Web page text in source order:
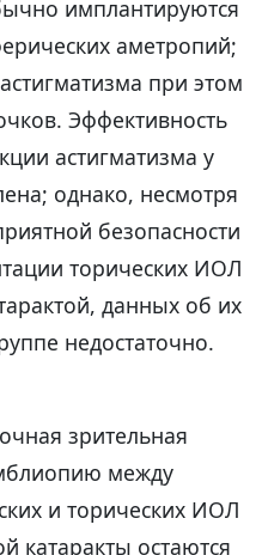
имплантируются
аметропий;
при этом
Эффективность
астигматизма у
однако, несмотря
безопасности
торических ИОЛ
данных об их
недостаточно.
зрительная
между
и торических ИОЛ
катаракты остаются